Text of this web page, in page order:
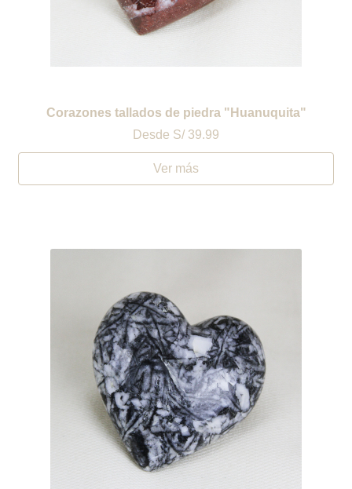
Corazones tallados de piedra "Huanuquita"
Desde S/ 39.99
Ver más